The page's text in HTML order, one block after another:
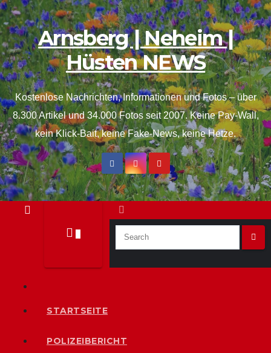
springen
Skip
to
content
Arnsberg | Neheim |
Hüsten NEWS
Kostenlose Nachrichten, Informationen und Fotos – über
8.300 Artikel und 34.000 Fotos seit 2007. Keine Pay-Wall,
kein Klick-Bait, keine Fake-News, keine Hetze.
STARTSEITE
POLIZEIBERICHT